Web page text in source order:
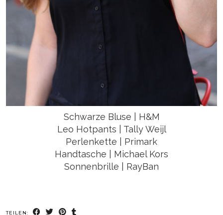
Schwarze Bluse | H&M
Leo Hotpants | Tally Weijl
Perlenkette | Primark
Handtasche | Michael Kors
Sonnenbrille | RayBan
TEILEN: